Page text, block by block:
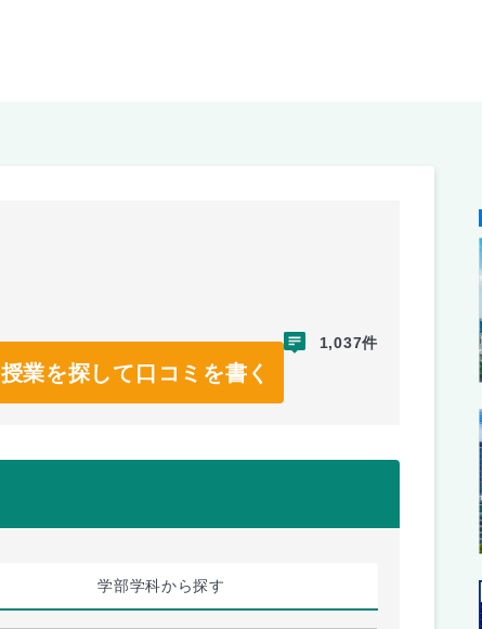
授業を探して口コミを書く
1,037件
学部学科から探す